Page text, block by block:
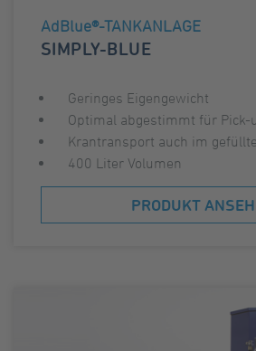
AdBlue®-TANKANLAGE
SIMPLY-BLUE
Geringes Eigengewicht
Optimal abgestimmt für Pick-
Krantransport auch im
400 Liter Volumen
PRODUKT